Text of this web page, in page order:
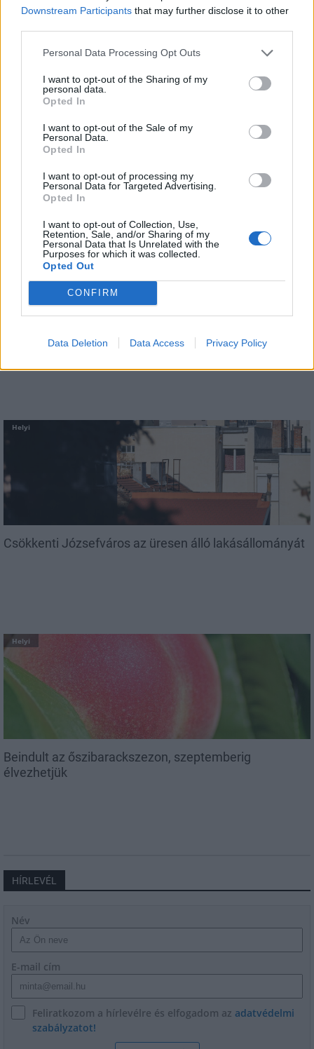
Downstream Participants that may further disclose it to other
Personal Data Processing Opt Outs
I want to opt-out of the Sharing of my
personal data.
Opted In
I want to opt-out of the Sale of my
Personal Data.
Opted In
I want to opt-out of processing my
Personal Data for Targeted Advertising.
Opted In
I want to opt-out of Collection, Use,
Retention, Sale, and/or Sharing of my
Personal Data that Is Unrelated with the
Purposes for which it was collected.
Opted Out
CONFIRM
Data Deletion Data Access Privacy Policy
múlt Bicske vízellátása
Mohács a csata ötszázadik
évfordulójára
AJÁNLJUK MÉG
csökken a riasztás
Helyi
Csökkenti Józsefváros az üresen álló lakásállományát
Helyi
Beindult az őszibarackszezon, szeptemberig
élvezhetjük
HÍRLEVÉL
Név
E-mail cím
Feliratkozom a hírlevélre és elfogadom az adatvédelmi
szabályzatot!